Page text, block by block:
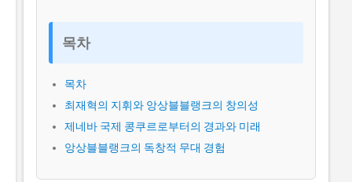
청 자격과 준비물 지원 내용과 실제 혜택 단계별 신청 방
법 탈락하는 이유와 합격 전략 지금 신청하러 가기 이 사
연장 공고는 중소벤처기업부 에서 추진하는 사업으로, 중
소기업의 경쟁력을 강화하고 일자리를 창출하는 것을 목
표로 합니다. 지원 규모는 총 5천만 원 이고, 연간 선발 인
원은 100개사 입니다. 경쟁률은 10:1 로 높습니다. 유사 사
목차
목차
최재혁의 지휘와 앙상블블랭크의 창의성
제네바 국제 콩쿠르로부터의 경과와 미래
앙상블블랭크의 독창적 무대 경험